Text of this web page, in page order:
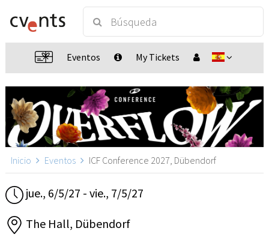
Eventos My Tickets
Inicio Eventos ICF Conference 2027, Dübendorf
jue., 6/5/27 - vie., 7/5/27
The Hall, Dübendorf